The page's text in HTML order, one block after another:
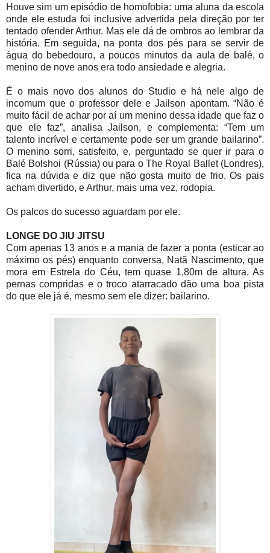
Houve sim um episódio de homofobia: uma aluna da escola
onde ele estuda foi inclusive advertida pela direção por ter
tentado ofender Arthur. Mas ele dá de ombros ao lembrar da
história. Em seguida, na ponta dos pés para se servir de
água do bebedouro, a poucos minutos da aula de balé, o
menino de nove anos era todo ansiedade e alegria.
É o mais novo dos alunos do Studio e há nele algo de
incomum que o professor dele e Jailson apontam. “Não é
muito fácil de achar por aí um menino dessa idade que faz o
que ele faz”, analisa Jailson, e complementa: “Tem um
talento incrível e certamente pode ser um grande bailarino”.
O menino sorri, satisfeito, e, perguntado se quer ir para o
Balé Bolshoi (Rússia) ou para o The Royal Ballet (Londres),
fica na dúvida e diz que não gosta muito de frio. Os pais
acham divertido, e Arthur, mais uma vez, rodopia.
Os palcos do sucesso aguardam por ele.
LONGE DO JIU JITSU
Com apenas 13 anos e a mania de fazer a ponta (esticar ao
máximo os pés) enquanto conversa, Natã Nascimento, que
mora em Estrela do Céu, tem quase 1,80m de altura. As
pernas compridas e o troco atarracado dão uma boa pista
do que ele já é, mesmo sem ele dizer: bailarino.